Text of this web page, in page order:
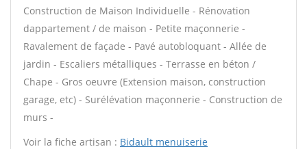
Construction de Maison Individuelle - Rénovation
dappartement / de maison - Petite maçonnerie -
Ravalement de façade - Pavé autobloquant - Allée de
jardin - Escaliers métalliques - Terrasse en béton /
Chape - Gros oeuvre (Extension maison, construction
garage, etc) - Surélévation maçonnerie - Construction de
murs -
Voir la fiche artisan : Bidault menuiserie